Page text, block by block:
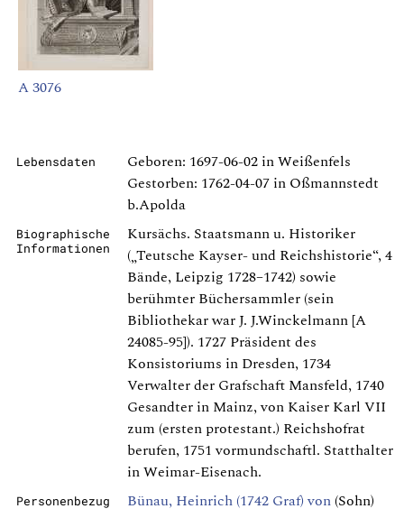
A 3076
Lebensdaten
Geboren: 1697-06-02 in Weißenfels
Gestorben: 1762-04-07 in Oßmannstedt
b.Apolda
Biographische
Informationen
Kursächs. Staatsmann u. Historiker
(„Teutsche Kayser- und Reichshistorie“, 4
Bände, Leipzig 1728–1742) sowie
berühmter Büchersammler (sein
Bibliothekar war J. J.Winckelmann [A
24085-95]). 1727 Präsident des
Konsistoriums in Dresden, 1734
Verwalter der Grafschaft Mansfeld, 1740
Gesandter in Mainz, von Kaiser Karl VII
zum (ersten protestant.) Reichshofrat
berufen, 1751 vormundschaftl. Statthalter
in Weimar-Eisenach.
Personenbezug Bünau, Heinrich (1742 Graf) von(Sohn)